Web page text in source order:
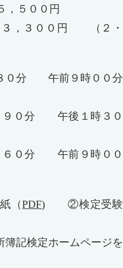
０円
０円 （２・
０分 午前９時００分
午後１時３０
午前９時００
（PDF) ②検定受験
記検定ホームページを